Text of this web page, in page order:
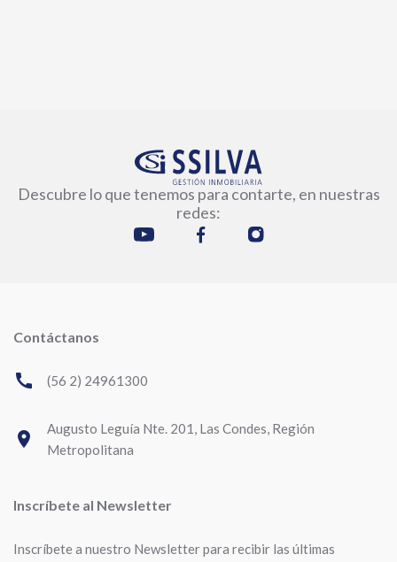
Descubre lo que tenemos para contarte, en nuestras
redes:
Contáctanos
call (56 2) 24961300
room
Augusto Leguía Nte. 201, Las Condes, Región
Metropolitana
Inscríbete al Newsletter
Inscríbete a nuestro Newsletter para recibir las últimas